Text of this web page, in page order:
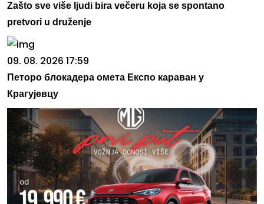
Zašto sve više ljudi bira večeru koja se spontano
pretvori u druženje
09. 08. 2026 17:59
Петоро блокадера омета Експо караван у
Крагујевцу